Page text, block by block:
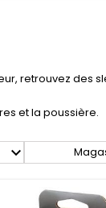
retrouvez des
et la poussière.
